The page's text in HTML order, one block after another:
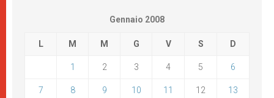
Gennaio 2008
L M M G V S D
1 2 3 4 5 6
7 8 9 10 11 12 13